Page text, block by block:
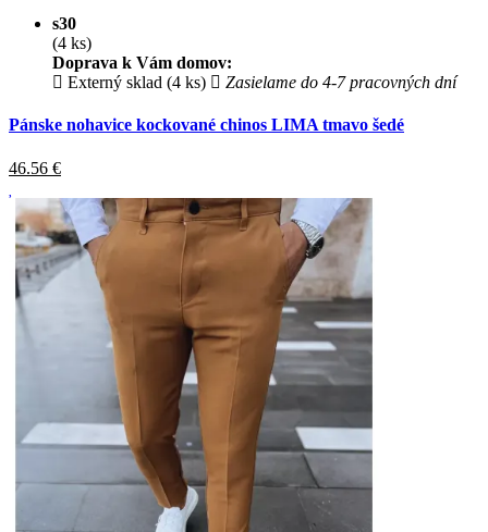
s30
(4 ks)
Doprava k Vám domov:
Externý sklad (4 ks)
Zasielame do 4-7 pracovných dní
Pánske nohavice kockované chinos LIMA tmavo šedé
46.56 €